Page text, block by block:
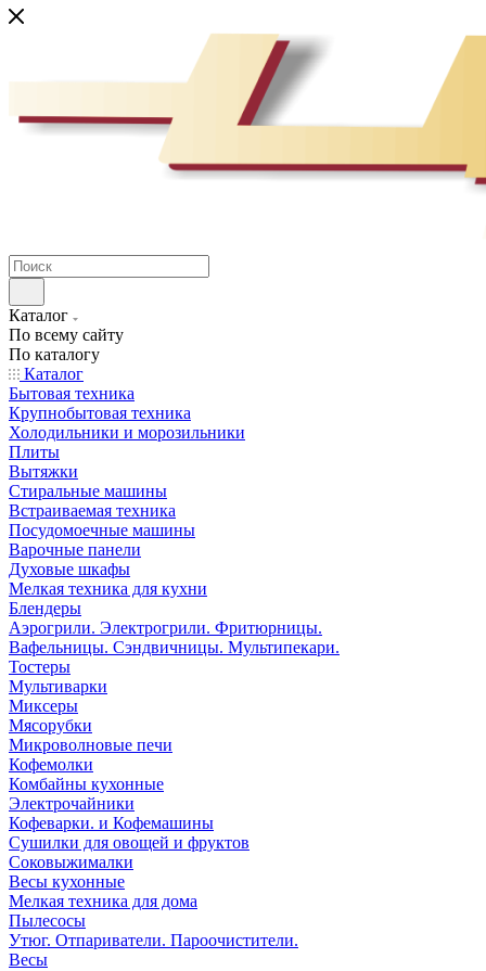
Каталог
По всему сайту
По каталогу
Каталог
Бытовая техника
Крупнобытовая техника
Холодильники и морозильники
Плиты
Вытяжки
Стиральные машины
Встраиваемая техника
Посудомоечные машины
Варочные панели
Духовые шкафы
Мелкая техника для кухни
Блендеры
Аэрогрили. Электрогрили. Фритюрницы.
Вафельницы. Сэндвичницы. Мультипекари.
Тостеры
Мультиварки
Миксеры
Мясорубки
Микроволновые печи
Кофемолки
Комбайны кухонные
Электрочайники
Кофеварки. и Кофемашины
Сушилки для овощей и фруктов
Соковыжималки
Весы кухонные
Мелкая техника для дома
Пылесосы
Утюг. Отпариватели. Пароочистители.
Весы